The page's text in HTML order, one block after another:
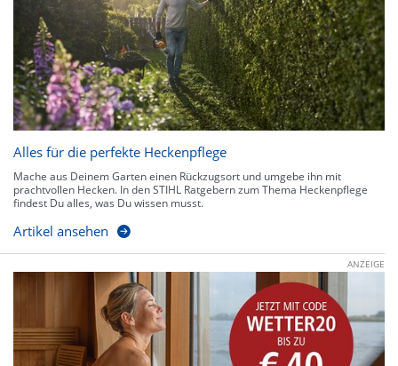
Alles für die perfekte Heckenpflege
Mache aus Deinem Garten einen Rückzugsort und umgebe ihn mit
prachtvollen Hecken. In den STIHL Ratgebern zum Thema Heckenpflege
findest Du alles, was Du wissen musst.
Artikel ansehen
ANZEIGE